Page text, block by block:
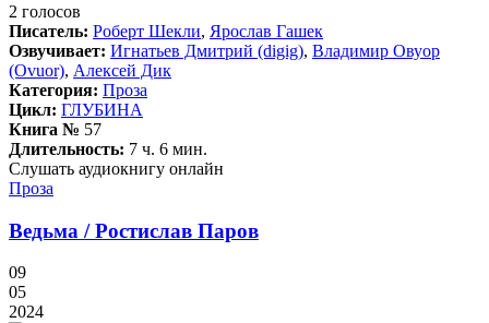
2 голосов
Писатель: Роберт Шекли, Ярослав Гашек
Озвучивает: Игнатьев Дмитрий (digig), Владимир Овуор
(Ovuor), Алексей Дик
Категория: Проза
Цикл: ГЛУБИНА
Книга № 57
Длительность: 7 ч. 6 мин.
Слушать аудиокнигу онлайн
Проза
Ведьма / Ростислав Паров
09
05
2024